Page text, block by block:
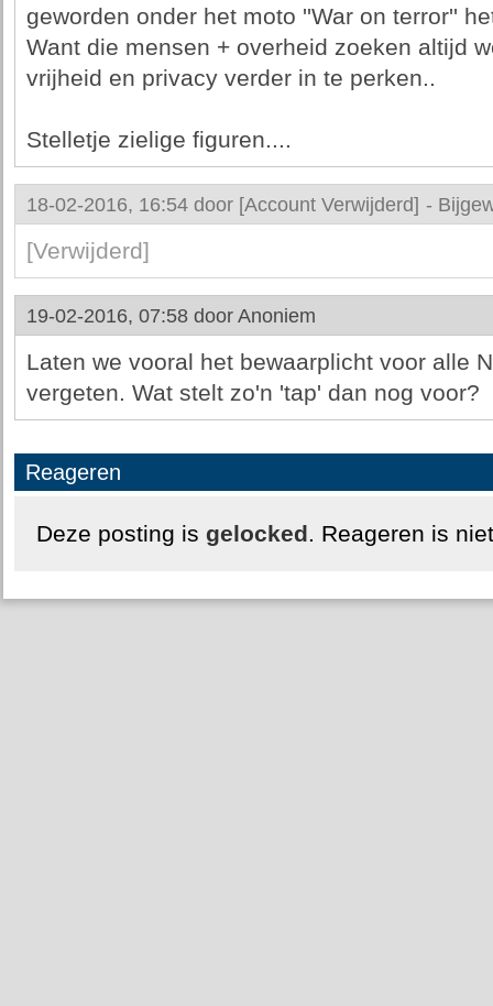
geworden onder het moto ''War on terror''
Want die mensen + overheid zoeken altijd
vrijheid en privacy verder in te perken..
Stelletje zielige figuren....
18-02-2016, 16:54 door [Account Verwijderd] -
[Verwijderd]
19-02-2016, 07:58 door Anoniem
Laten we vooral het bewaarplicht voor alle
vergeten. Wat stelt zo'n 'tap' dan nog voor?
Reageren
Deze posting is gelocked. Reageren is